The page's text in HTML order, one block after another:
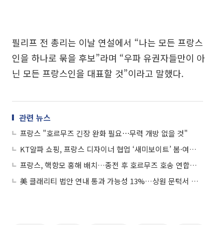
필리프 전 총리는 이날 연설에서 “나는 모든 프랑스
인을 하나로 묶을 후보”라며 “우파 유권자들만이 아
닌 모든 프랑스인을 대표할 것”이라고 말했다.
관련 뉴스
프랑스 "호르무즈 긴장 완화 필요⋯무력 개방 없을 것"
KT알파 쇼핑, 프랑스 디자이너 협업 ‘새미보이트’ 봄·여름 신상품 론칭
프랑스, 핵항모 홍해 배치…종전 후 호르무즈 호송 연합군 구상 속도
美 클래리티 법안 연내 통과 가능성 13%…상원 문턱서 제동